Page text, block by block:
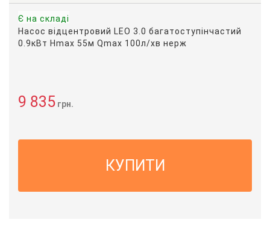
Є на складі
Насос відцентровий LEO 3.0 багатоступінчастий
0.9кВт Hmax 55м Qmax 100л/хв нерж
9 835 грн.
КУПИТИ